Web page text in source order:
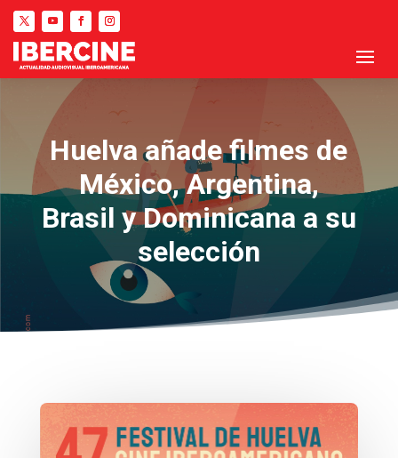
Huelva añade filmes de
México, Argentina,
Brasil y Dominicana a su
selección